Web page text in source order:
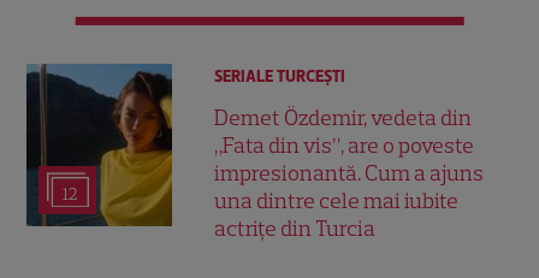
12
SERIALE TURCEŞTI
Demet Özdemir, vedeta din
„Fata din vis”, are o poveste
impresionantă. Cum a ajuns
una dintre cele mai iubite
actrițe din Turcia